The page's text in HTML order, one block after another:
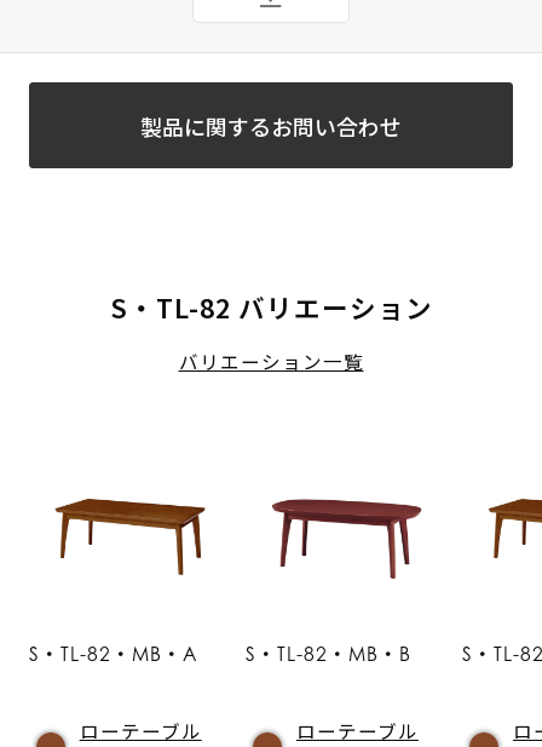
製品に関するお問い合わせ
S・TL-82 バリエーション
バリエーション一覧
S・TL-82・MB・A
ローテーブル
S・TL-82・MB・B
ローテーブル
S・TL-
ロ